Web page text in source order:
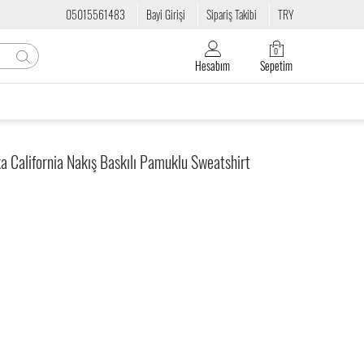
05015561483 Bayi Girişi Sipariş Takibi TRY
Hesabım
0
Sepetim
Nakış Baskılı Pamuklu Sweatshirt